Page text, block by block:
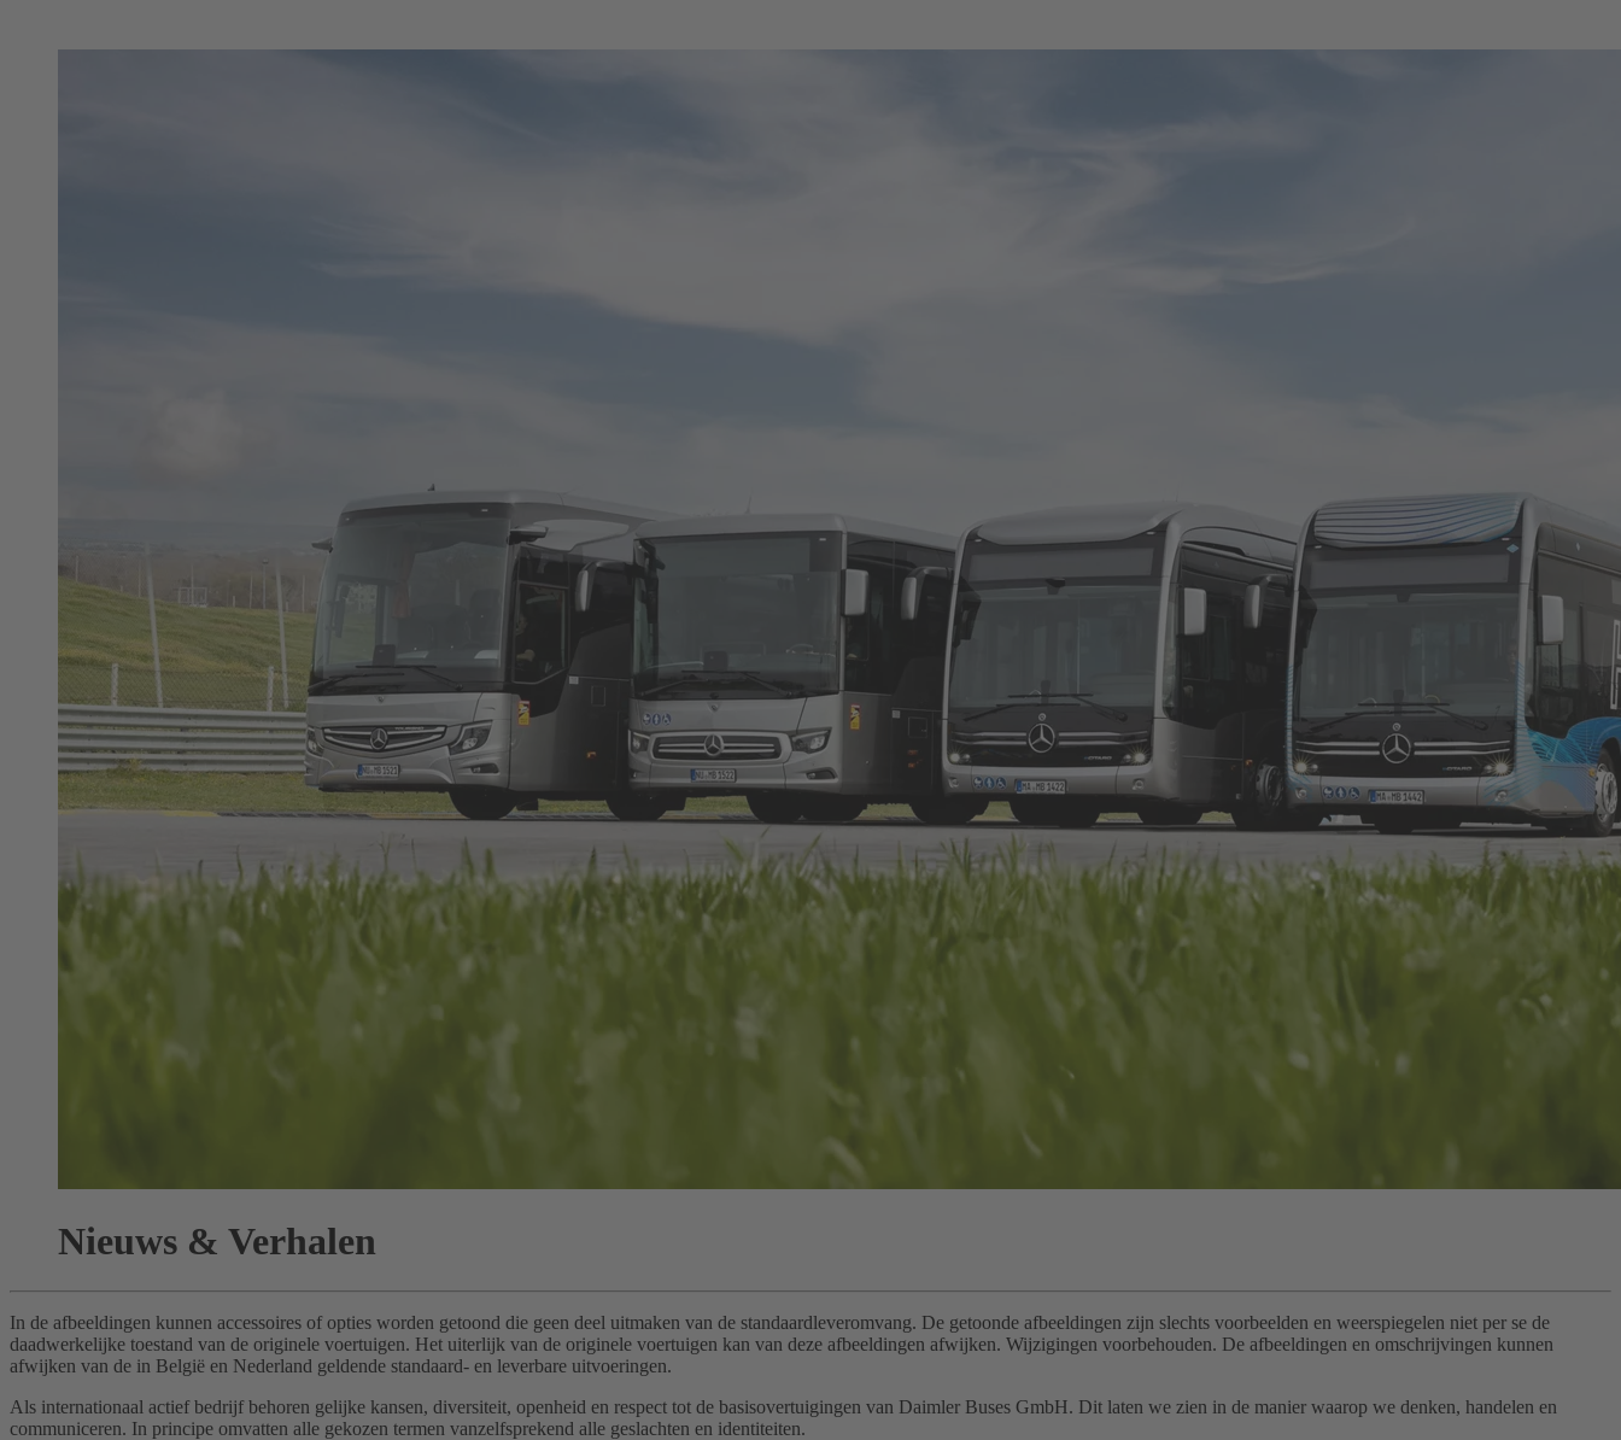
Nieuws & Verhalen
In de afbeeldingen kunnen accessoires of opties worden getoond die geen deel uitmaken van de standaardleveromvang. De getoonde afbeeldingen zijn slechts voorbeelden en weerspiegelen niet per se de
daadwerkelijke toestand van de originele voertuigen. Het uiterlijk van de originele voertuigen kan van deze afbeeldingen afwijken. Wijzigingen voorbehouden. De afbeeldingen en omschrijvingen kunnen
afwijken van de in België en Nederland geldende standaard- en leverbare uitvoeringen.
Als internationaal actief bedrijf behoren gelijke kansen, diversiteit, openheid en respect tot de basisovertuigingen van Daimler Buses GmbH. Dit laten we zien in de manier waarop we denken, handelen en
communiceren. In principe omvatten alle gekozen termen vanzelfsprekend alle geslachten en identiteiten.